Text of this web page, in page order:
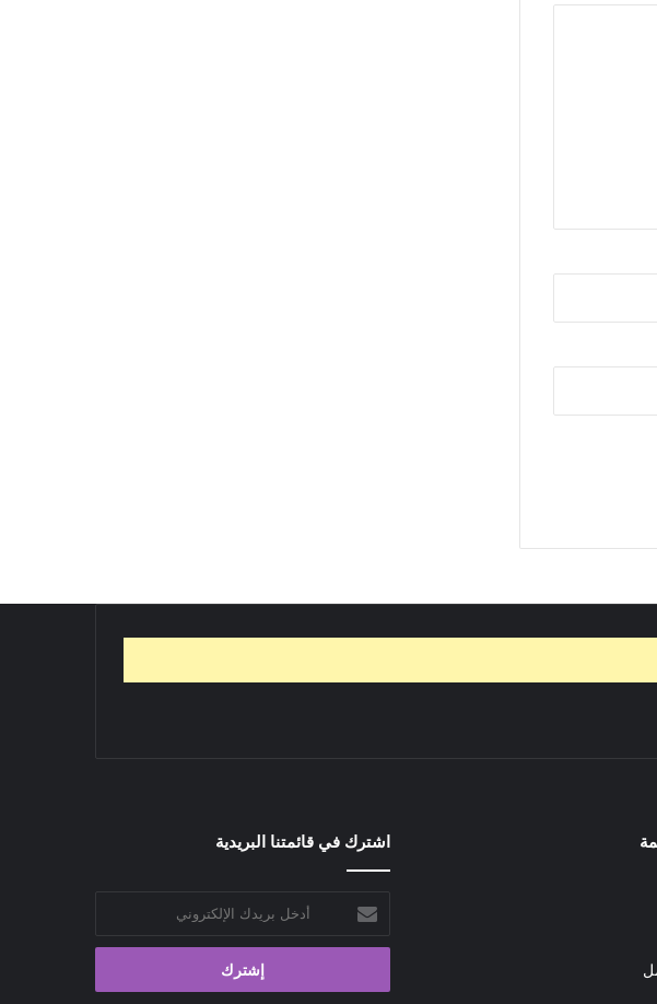
اشترك في قائمتنا البريدية
بريدك
الإلكتروني